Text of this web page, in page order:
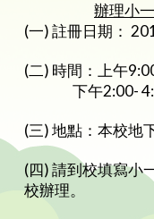
辦理小
(一) 註冊日期：
(二) 時間：上午
下午2:00-
(三) 地點：本校地
(四) 請到校填寫小
校辦理。